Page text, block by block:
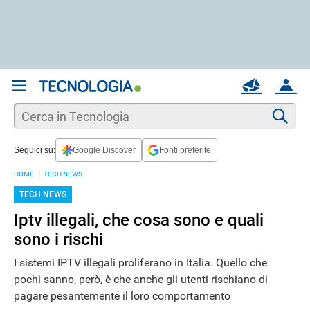
ACCOUNT
MAIL
Seguici su: Google Discover Fonti preferite
HOME TECH NEWS
TECH NEWS
Iptv illegali, che cosa sono e quali
sono i rischi
I sistemi IPTV illegali proliferano in Italia. Quello che
pochi sanno, però, è che anche gli utenti rischiano di
pagare pesantemente il loro comportamento